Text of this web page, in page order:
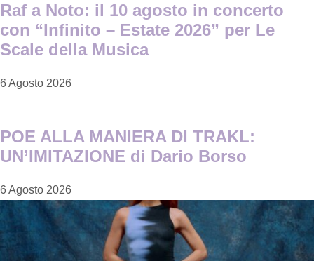
Raf a Noto: il 10 agosto in concerto
con “Infinito – Estate 2026” per Le
Scale della Musica
6 Agosto 2026
POE ALLA MANIERA DI TRAKL:
UN’IMITAZIONE di Dario Borso
6 Agosto 2026